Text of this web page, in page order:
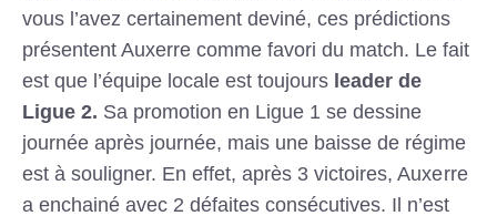
vous l’avez certainement deviné, ces prédictions
présentent Auxerre comme favori du match. Le fait
est que l’équipe locale est toujours leader de
Ligue 2. Sa promotion en Ligue 1 se dessine
journée après journée, mais une baisse de régime
est à souligner. En effet, après 3 victoires, Auxerre
a enchainé avec 2 défaites consécutives. Il n’est